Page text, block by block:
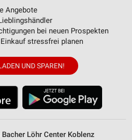
Angebote
bei neuen Prospekten
stressfrei planen
UND SPAREN!
Löhr Center Koblenz